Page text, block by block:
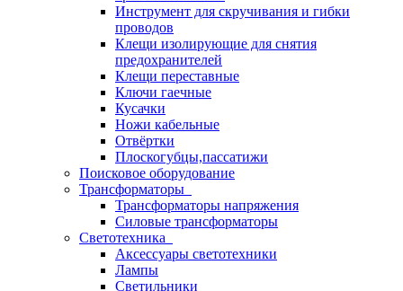
Инструмент для скручивания и гибки
проводов
Клещи изолирующие для снятия
предохранителей
Клещи переставные
Ключи гаечные
Кусачки
Ножи кабельные
Отвёртки
Плоскогубцы,пассатижи
Поисковое оборудование
Трансформаторы
Трансформаторы напряжения
Силовые трансформаторы
Светотехника
Аксессуары светотехники
Лампы
Светильники